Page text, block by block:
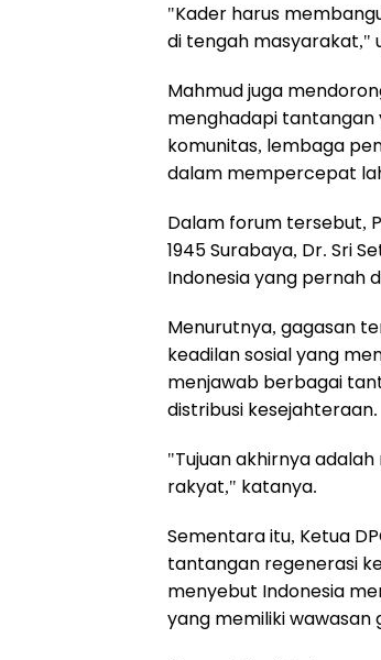
"Kader harus
di tengah masyarakat,"
Mahmud juga
menghadapi tantangan
komunitas, lembaga
dalam mempercepat
Dalam forum tersebut,
1945 Surabaya, Dr. Sri
Indonesia yang pernah
Menurutnya, gagasan
keadilan sosial yang
menjawab berbagai
distribusi kesejahteraan.
"Tujuan akhirnya
rakyat," katanya.
Sementara itu, Ketua
tantangan regenerasi
menyebut Indonesia
yang memiliki